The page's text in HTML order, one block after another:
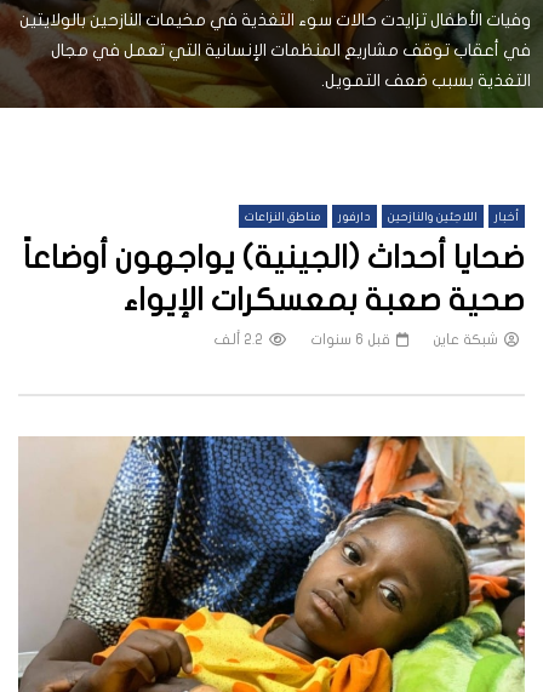
وفيات الأطفال تزايدت حالات سوء التغذية في مخيمات النازحين بالولايتين
في أعقاب توقف مشاريع المنظمات الإنسانية التي تعمل في مجال
التغذية بسبب ضعف التمويل.
أخبار اللاجئين والنازحين دارفور مناطق النزاعات
ضحايا أحداث (الجينية) يواجهون أوضاعاً
صحية صعبة بمعسكرات الإيواء
شبكة عاين قبل 6 سنوات 2.2 ألف